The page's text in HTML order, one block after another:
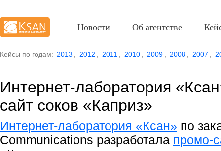
Кейсы по годам: 2013 2012 2011 2010 2009 2008 2007
Интернет-лаборатория
сайт соков «Каприз»
Интернет-лаборатория «Ксан» по
Communications разработала промо-
Новости Об агентстве